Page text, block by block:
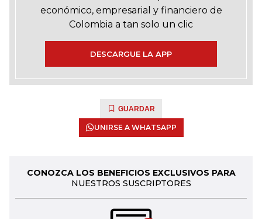
económico, empresarial y financiero de
Colombia a tan solo un clic
DESCARGUE LA APP
GUARDAR
UNIRSE A WHATSAPP
CONOZCA LOS BENEFICIOS EXCLUSIVOS PARA
NUESTROS SUSCRIPTORES